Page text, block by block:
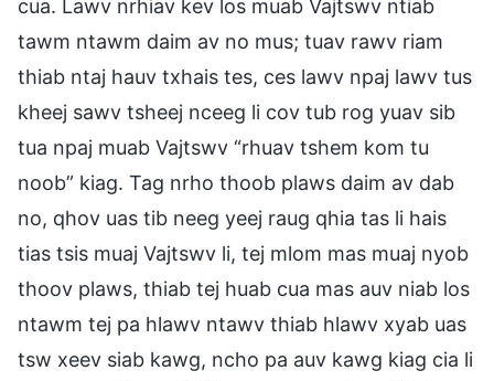
cua. Lawv nrhiav kev los muab Vajtswv ntiab
tawm ntawm daim av no mus; tuav rawv riam
thiab ntaj hauv txhais tes, ces lawv npaj lawv tus
kheej sawv tsheej nceeg li cov tub rog yuav sib
tua npaj muab Vajtswv “rhuav tshem kom tu
noob” kiag. Tag nrho thoob plaws daim av dab
no, qhov uas tib neeg yeej raug qhia tas li hais
tias tsis muaj Vajtswv li, tej mlom mas muaj nyob
thoov plaws, thiab tej huab cua mas auv niab los
ntawm tej pa hlawv ntawv thiab hlawv xyab uas
tsw xeev siab kawg, ncho pa auv kawg kiag cia li